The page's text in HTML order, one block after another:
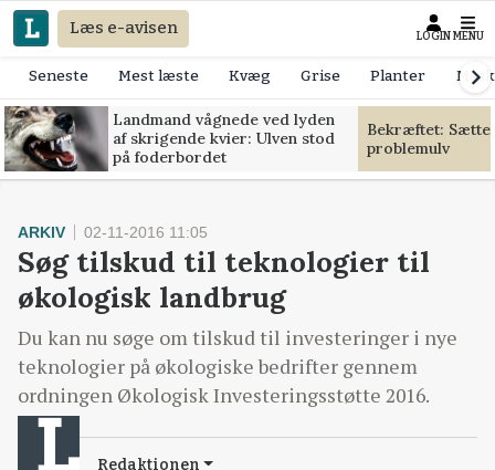
Læs e-avisen LOGIN MENU
Seneste Mest læste Kvæg Grise Planter
Landmand vågnede ved lyden
af skrigende kvier: Ulven stod
på foderbordet
Bekræftet:
problemulv
ARKIV 02-11-2016 11:05
Søg tilskud til teknologier til
økologisk landbrug
Du kan nu søge om tilskud til investeringer i nye
teknologier på økologiske bedrifter gennem
ordningen Økologisk Investeringsstøtte 2016.
Redaktionen